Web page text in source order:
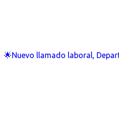
🌟Nuevo llamado laboral,